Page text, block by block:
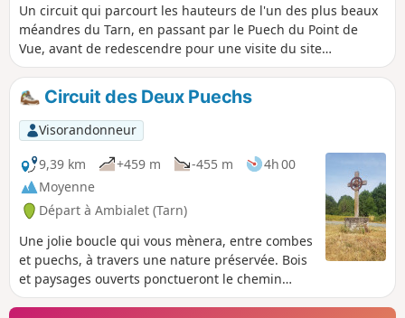
Un circuit qui parcourt les hauteurs de l'un des plus beaux
méandres du Tarn, en passant par le Puech du Point de
Vue, avant de redescendre pour une visite du site
d'Ambialet
Circuit des Deux Puechs
Visorandonneur
9,39 km
+459 m -455 m
4h 00
Moyenne
Départ à Ambialet (Tarn)
Une jolie boucle qui vous mènera, entre combes
et puechs, à travers une nature préservée. Bois
et paysages ouverts ponctueront le chemin
jusqu'au retour vers un superbe point de vue